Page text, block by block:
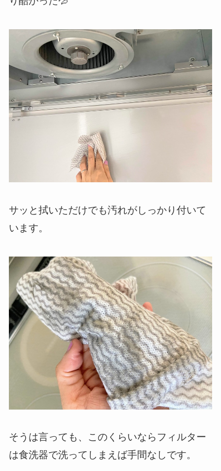
サッと拭いただけでも汚れがしっかり付いて
います。
そうは言っても、このくらいならフィルター
は食洗器で洗ってしまえば手間なしです。